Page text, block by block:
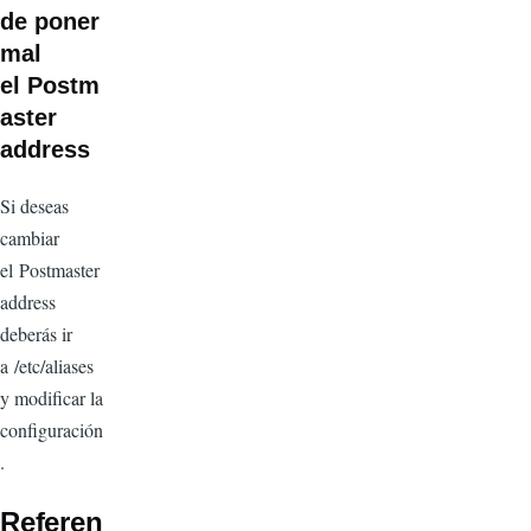
de poner
mal
el Postm
aster
address
Si deseas
cambiar
el Postmaster
address
deberás ir
a /etc/aliases
y modificar la
configuración
.
Referen